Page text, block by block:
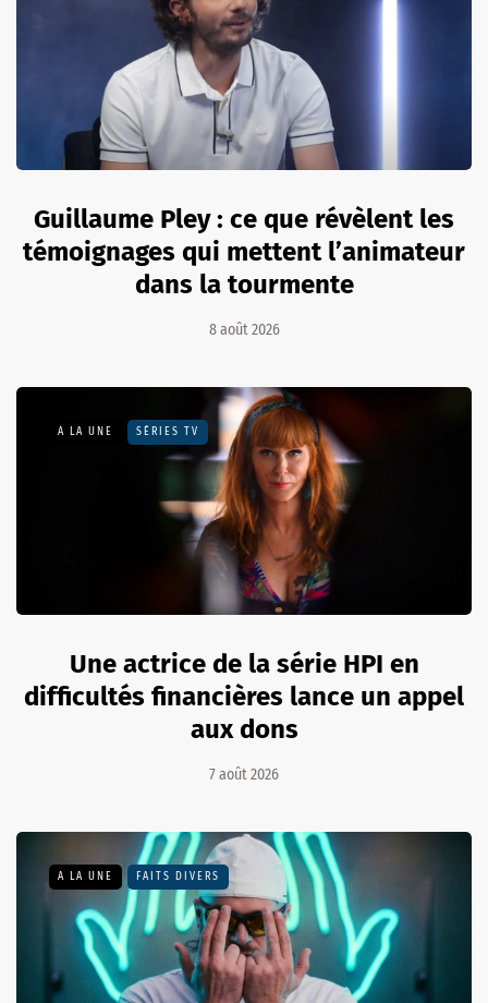
Guillaume Pley : ce que révèlent les
témoignages qui mettent l’animateur
dans la tourmente
8 août 2026
A LA UNE SÉRIES TV
Une actrice de la série HPI en
difficultés financières lance un appel
aux dons
7 août 2026
A LA UNE FAITS DIVERS